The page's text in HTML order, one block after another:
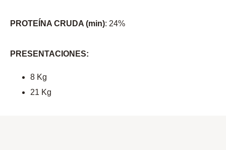
PROTEÍNA CRUDA (min): 24%
PRESENTACIONES:
8 Kg
21 Kg